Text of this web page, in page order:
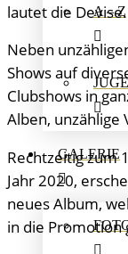
A – Z
GALERIE
lautet die Devise.
Neben
Shows auf
Clubshows in
Alben, unzählige
Rechtzeitig zum
Jahr 2020,
neues Album,
in die Promotion